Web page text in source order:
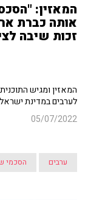
המאזין:
אותה כברת
זכות שיבה לציון אחרי
המאזין ומגיש
לערבים במדינת
05/07/2022
ערבים הסכמי